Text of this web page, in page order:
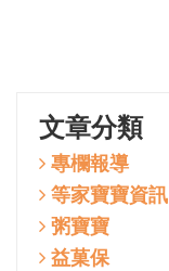
文章分類
專欄報導
等家寶寶資訊
粥寶寶
益菓保